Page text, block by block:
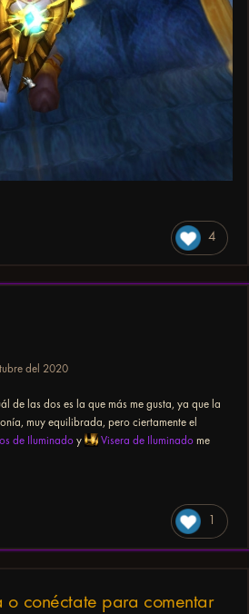
4
del 2020
de las dos es la que más me gusta, ya que la
muy equilibrada, pero ciertamente el
de Iluminado y Visera de Iluminado me
1
o conéctate para comentar